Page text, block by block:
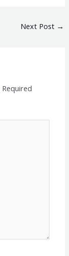
Next Post →
Required